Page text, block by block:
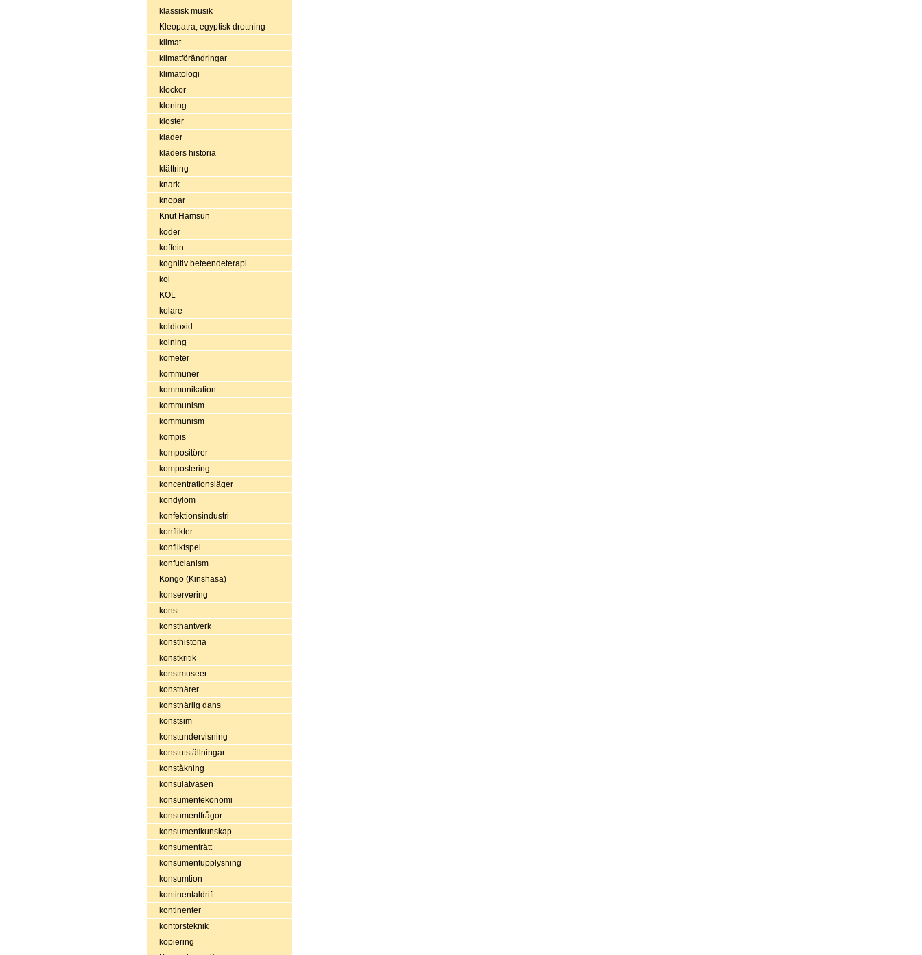
klassisk musik
Kleopatra, egyptisk drottning
klimat
klimatförändringar
klimatologi
klockor
kloning
kloster
kläder
kläders historia
klättring
knark
knopar
Knut Hamsun
koder
koffein
kognitiv beteendeterapi
kol
KOL
kolare
koldioxid
kolning
kometer
kommuner
kommunikation
kommunism
kommunism
kompis
kompositörer
kompostering
koncentrationsläger
kondylom
konfektionsindustri
konflikter
konfliktspel
konfucianism
Kongo (Kinshasa)
konservering
konst
konsthantverk
konsthistoria
konstkritik
konstmuseer
konstnärer
konstnärlig dans
konstsim
konstundervisning
konstutställningar
konståkning
konsulatväsen
konsumentekonomi
konsumentfrågor
konsumentkunskap
konsumenträtt
konsumentupplysning
konsumtion
kontinentaldrift
kontinenter
kontorsteknik
kopiering